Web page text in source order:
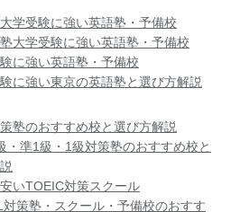
学受験に強い英語塾・予備校
大学受験に強い英語塾・予備校
に強い英語塾・予備校
に強い東京の英語塾と選び方解説
塾のおすすめ校と選び方解説
・準1級・1級対策塾のおすすめ校と
いTOEIC対策スクール
策塾・スクール・予備校のおすす